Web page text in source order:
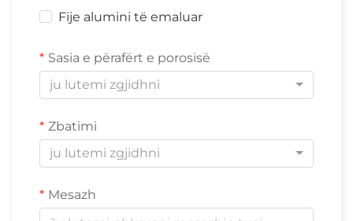
Fije alumini të emaluar
Sasia e përafërt e porosisë
ju lutemi zgjidhni
Zbatimi
ju lutemi zgjidhni
Mesazh